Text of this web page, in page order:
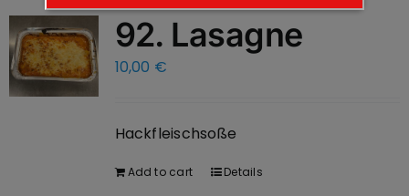
92. Lasagne
10,00 €
Hackfleischsoße
Add to cart Details